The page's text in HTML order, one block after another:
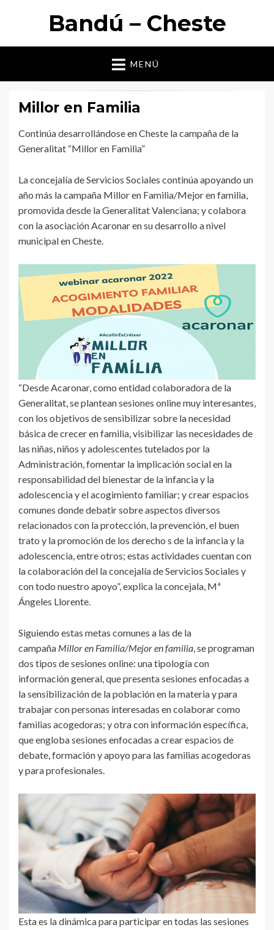
Bandú – Cheste
MENÚ
Millor en Familia
Continúa desarrollándose en Cheste la campaña de la
Generalitat “Millor en Familia”
La concejalía de Servicios Sociales continúa apoyando un
año más la campaña Millor en Familia/Mejor en familia,
promovida desde la Generalitat Valenciana; y colabora
con la asociación Acaronar en su desarrollo a nivel
municipal en Cheste.
“Desde Acaronar, como entidad colaboradora de la
Generalitat, se plantean sesiones online muy interesantes,
con los objetivos de sensibilizar sobre la necesidad
básica de crecer en familia, visibilizar las necesidades de
las niñas, niños y adolescentes tutelados por la
Administración, fomentar la implicación social en la
responsabilidad del bienestar de la infancia y la
adolescencia y el acogimiento familiar; y crear espacios
comunes donde debatir sobre aspectos diversos
relacionados con la protección, la prevención, el buen
trato y la promoción de los derecho s de la infancia y la
adolescencia, entre otros; estas actividades cuentan con
la colaboración del la concejalía de Servicios Sociales y
con todo nuestro apoyo”, explica la concejala, Mª
Ángeles Llorente.
Siguiendo estas metas comunes a las de la
campaña Millor en Familia/Mejor en familia, se programan
dos tipos de sesiones online: una tipología con
información general, que presenta sesiones enfocadas a
la sensibilización de la población en la materia y para
trabajar con personas interesadas en colaborar como
familias acogedoras; y otra con información específica,
que engloba sesiones enfocadas a crear espacios de
debate, formación y apoyo para las familias acogedoras
y para profesionales.
Esta es la dinámica para participar en todas las sesiones